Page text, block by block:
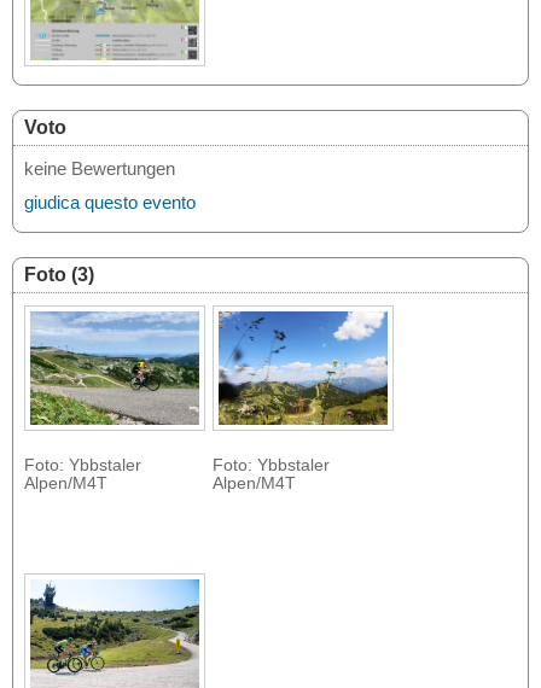
Voto
keine Bewertungen
giudica questo evento
Foto (3)
Foto: Ybbstaler
Alpen/M4T
Foto: Ybbstaler
Alpen/M4T